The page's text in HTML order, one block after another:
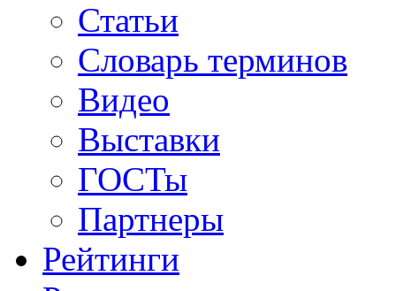
Статьи
Словарь терминов
Видео
Выставки
ГОСТы
Партнеры
Рейтинги